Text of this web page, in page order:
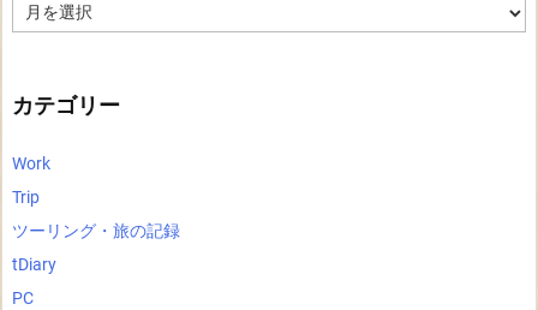
ー
カテゴリー
Work
Trip
ツーリング・旅の記録
tDiary
PC